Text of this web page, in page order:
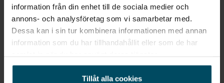
information från din enhet till de sociala medier och
annons- och analysföretag som vi samarbetar med.
Dessa kan i sin tur kombinera informationen med annan
information som du har tillhandahållit eller som de har
Tillåt alla cookies
1,95% ränta